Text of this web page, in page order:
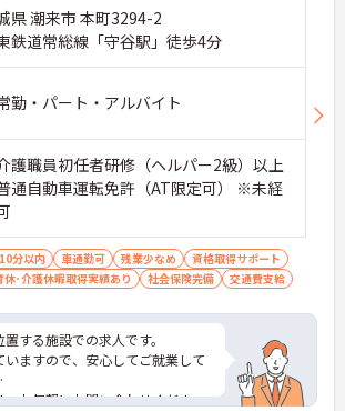
県 潮来市 本町3294-2
鉄道常総線「守谷駅」徒歩4分
勤・パート・アルバイト
護職員初任者研修（ヘルパー2級）以上
通自動車運転免許（AT限定可） ※未経
分以内 車通勤可 残業少なめ
資格取得サポート
休･介護休暇取得実績あり 社会保険完備 交通費支給
する施設での求人です。
ますので、安心してご就業して
、お気軽にお問い合わせくださ